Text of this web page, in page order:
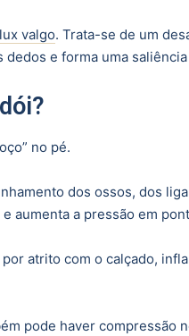
valgo. Trata-se de um
e forma uma
no pé.
dos ossos, dos
aumenta a pressão em
atrito com o calçado,
pode haver compressão